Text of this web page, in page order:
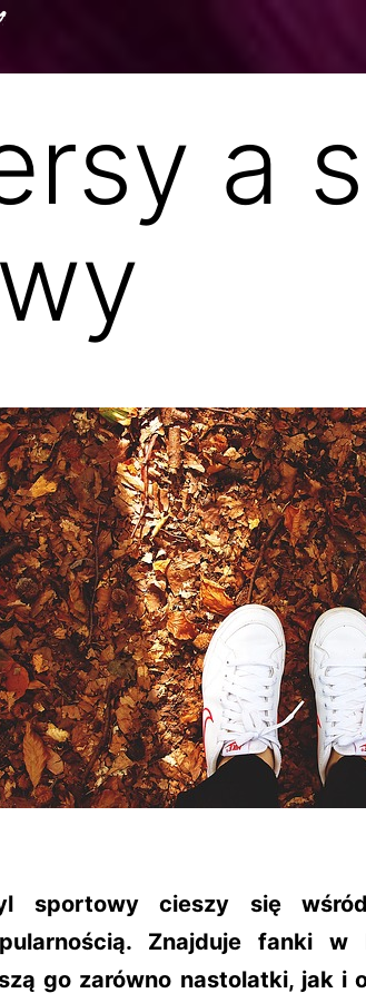
a
sportowy cieszy się
Znajduje fanki w
go zarówno nastolatki, jak i